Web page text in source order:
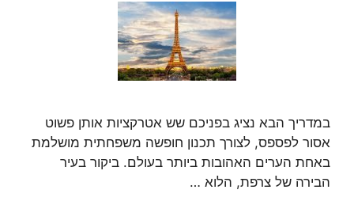
במדריך הבא נציג בפניכם שש אטרקציות אותן פשוט
אסור לפספס, לצורך תכנון חופשה משפחתית מושלמת
באחת הערים האהובות ביותר בעולם. ביקור בעיר
הבירה של צרפת, הלוא …